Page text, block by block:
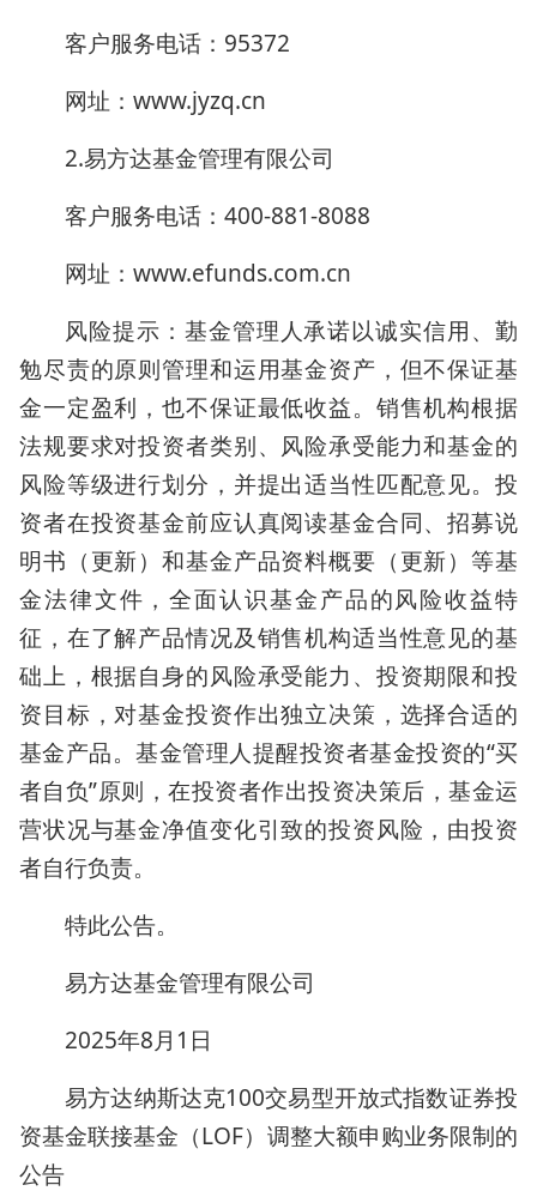
客户服务电话：95372
网址：www.jyzq.cn
2.易方达基金管理有限公司
客户服务电话：400-881-8088
网址：www.efunds.com.cn
风险提示：基金管理人承诺以诚实信用、勤
勉尽责的原则管理和运用基金资产，但不保证基
金一定盈利，也不保证最低收益。销售机构根据
法规要求对投资者类别、风险承受能力和基金的
风险等级进行划分，并提出适当性匹配意见。投
资者在投资基金前应认真阅读基金合同、招募说
明书（更新）和基金产品资料概要（更新）等基
金法律文件，全面认识基金产品的风险收益特
征，在了解产品情况及销售机构适当性意见的基
础上，根据自身的风险承受能力、投资期限和投
资目标，对基金投资作出独立决策，选择合适的
基金产品。基金管理人提醒投资者基金投资的“买
者自负”原则，在投资者作出投资决策后，基金运
营状况与基金净值变化引致的投资风险，由投资
者自行负责。
特此公告。
易方达基金管理有限公司
2025年8月1日
易方达纳斯达克100交易型开放式指数证券投
资基金联接基金（LOF）调整大额申购业务限制的
公告